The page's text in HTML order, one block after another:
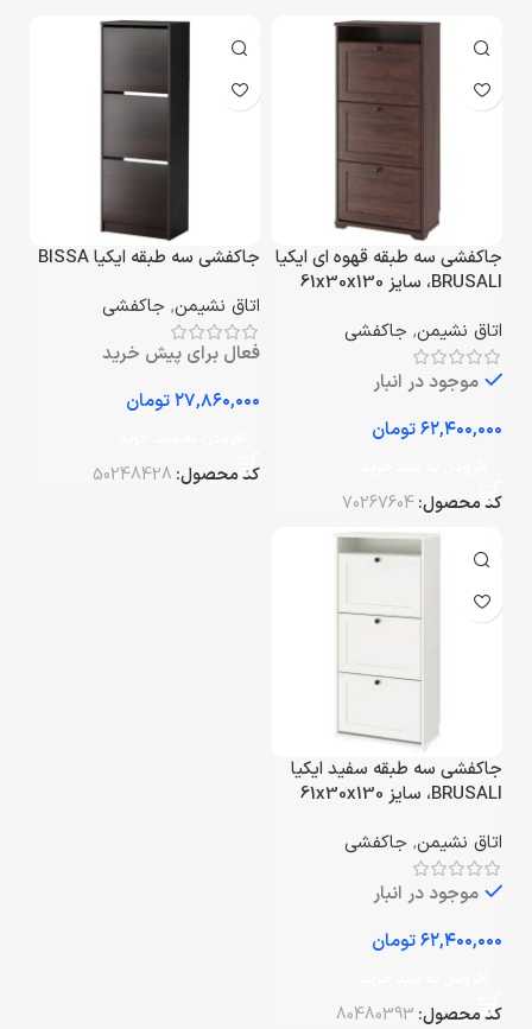
جاکفشی سه طبقه قهوه ای ایکیا
BRUSALI، سایز 61x30x130
اتاق نشیمن, جاکفشی
موجود در انبار
تومان
کد محصول:70267604
جاکفشی سه طبقه ایکیا BISSA
اتاق نشیمن, جاکفشی
فعال برای پیش خرید
تومان
کد محصول: 50248428
جاکفشی سه طبقه سفید ایکیا
BRUSALI، سایز 61x30x130
اتاق نشیمن, جاکفشی
موجود در انبار
تومان
کد محصول: 80480393